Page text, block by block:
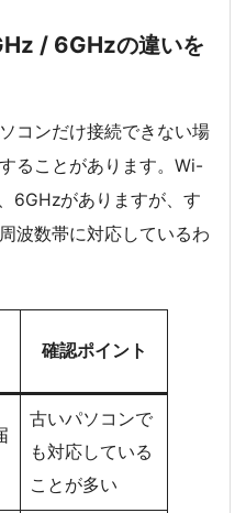
/ 6GHzの違いを
コンだけ接続できない場
ることがあります。Wi-
6GHzがありますが、す
波数帯に対応しているわ
確認ポイント
古いパソコンで
も対応している
ことが多い